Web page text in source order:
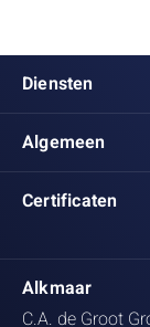
Alkmaar
C.A. de Groot
Diensten
Algemeen
Certificaten